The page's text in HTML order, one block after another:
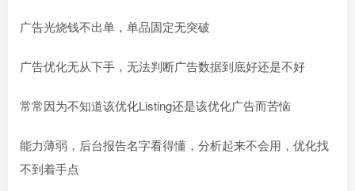
广告光烧钱不出单，单品固定无突破
广告优化无从下手，无法判断广告数据到底好还是不好
常常因为不知道该优化Listing还是该优化广告而苦恼
能力薄弱，后台报告名字看得懂，分析起来不会用，优化找
不到着手点